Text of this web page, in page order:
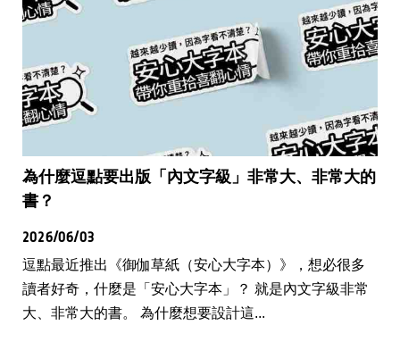
為什麼逗點要出版「內文字級」非常大、非常大的
書？
2026/06/03
逗點最近推出《御伽草紙（安心大字本）》，想必很多
讀者好奇，什麼是「安心大字本」？ 就是內文字級非常
大、非常大的書。 為什麼想要設計這...